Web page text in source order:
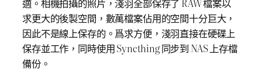
適。相機拍攝的照片，淺羽全部保存了 RAW 檔案以
求更大的後製空間，數萬檔案佔用的空間十分巨大，
因此不是線上保存的。爲求方便，淺羽直接在硬碟上
保存並工作，同時使用 Syncthing 同步到 NAS 上存檔
備份。